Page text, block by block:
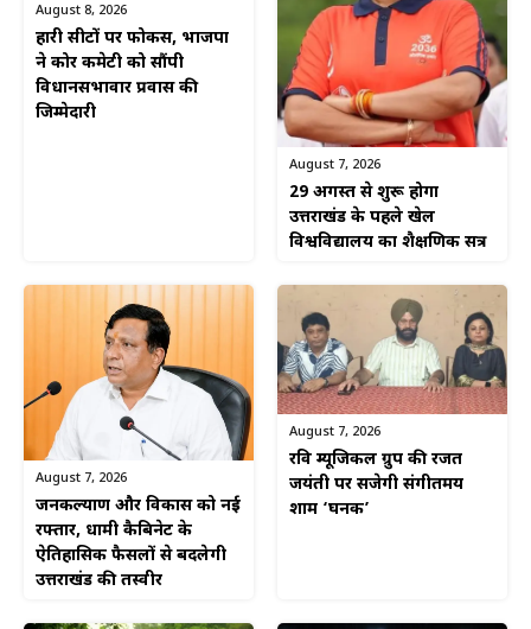
August 8, 2026
हारी सीटों पर फोकस, भाजपा
ने कोर कमेटी को सौंपी
विधानसभावार प्रवास की
जिम्मेदारी
August 7, 2026
29 अगस्त से शुरू होगा
उत्तराखंड के पहले खेल
विश्वविद्यालय का शैक्षणिक सत्र
August 7, 2026
जनकल्याण और विकास को नई
रफ्तार, धामी कैबिनेट के
ऐतिहासिक फैसलों से बदलेगी
उत्तराखंड की तस्वीर
August 7, 2026
रवि म्यूजिकल ग्रुप की रजत
जयंती पर सजेगी संगीतमय
शाम ‘घनक’